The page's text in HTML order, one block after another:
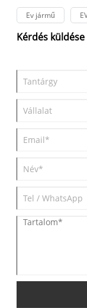
szerint az új autó
második modellje
Ev jármű
Kérdés küldése